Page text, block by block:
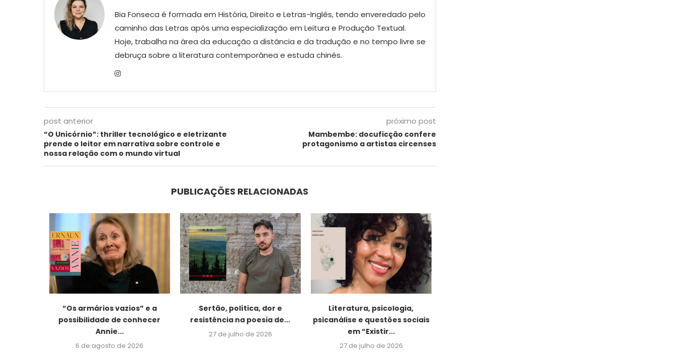
Bia Fonseca é formada em História, Direito e Letras-Inglês, tendo enveredado pelo
caminho das Letras após uma especialização em Leitura e Produção Textual.
Hoje, trabalha na área da educação a distância e da tradução e no tempo livre se
debruça sobre a literatura contemporânea e estuda chinês.
post anterior
“O Unicórnio”: thriller tecnológico e eletrizante
prende o leitor em narrativa sobre controle e
nossa relação com o mundo virtual
próximo post
Mambembe: docuficção confere
protagonismo a artistas circenses
PUBLICAÇÕES RELACIONADAS
“Os armários vazios” e a
possibilidade de conhecer
Annie...
6 de agosto de 2026
Sertão, política, dor e
resistência na poesia de...
27 de julho de 2026
Literatura, psicologia,
psicanálise e questões sociais
em “Existir...
27 de julho de 2026